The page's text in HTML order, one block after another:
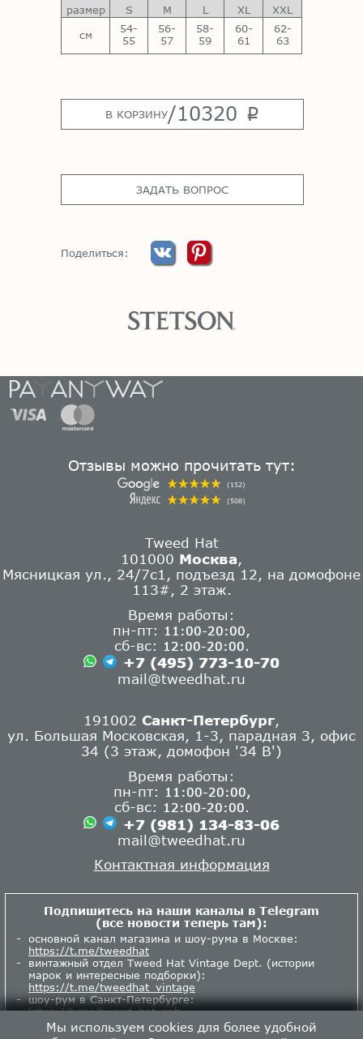
размер S M L XL
XXL
см
54-
55
56-
57
58-
59
60-
61
62-
63
В КОРЗИНУ/10320 p
ЗАДАТЬ ВОПРОС
Поделиться:
Отзывы можно прочитать тут:
(152)
(508)
Tweed Hat
101000 Москва
Мясницкая ул., 24/7с1, подъезд 12, на домофоне
113#, 2 этаж.
Время работы:
пн-пт:
11:00-20:00
сб-вс:
12:00-20:00
+7 (495) 773-10-70
mail@tweedhat.ru
191002 Санкт-Петербург
ул. Большая Московская, 1-3, парадная 3, офис
34 (3 этаж, домофон '34 В')
Время работы:
пн-пт:
11:00-20:00,
сб-вс: 12:00-20:00
+7 (981) 134-83-06
mail@tweedhat.ru
Контактная информация
Подпишитесь на наши каналы в Telegram
(все новости теперь там):
основной канал магазина и шоу-рума в Москве:
https://t.me/tweedhat
винтажный отдел Tweed Hat Vintage Dept. (истории
марок и интересные подборки):
https://t.me/tweedhat_vintage
шоу-рум в Санкт-Петербурге:
https://t.me/tweed_hat_spb
Мы используем cookies для более удобной